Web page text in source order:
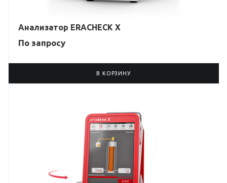
Анализатор ERACHECK X
По запросу
В КОРЗИНУ